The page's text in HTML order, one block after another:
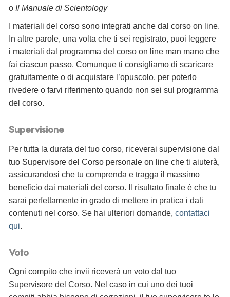
o Il Manuale di Scientology
I materiali del corso sono integrati anche dal corso on line.
In altre parole, una volta che ti sei registrato, puoi leggere
i materiali dal programma del corso on line man mano che
fai ciascun passo. Comunque ti consigliamo di scaricare
gratuitamente o di acquistare l’opuscolo, per poterlo
rivedere o farvi riferimento quando non sei sul programma
del corso.
Supervisione
Per tutta la durata del tuo corso, riceverai supervisione dal
tuo Supervisore del Corso personale on line che ti aiuterà,
assicurandosi che tu comprenda e tragga il massimo
beneficio dai materiali del corso. Il risultato finale è che tu
sarai perfettamente in grado di mettere in pratica i dati
contenuti nel corso. Se hai ulteriori domande, contattaci
qui.
Voto
Ogni compito che invii riceverà un voto dal tuo
Supervisore del Corso. Nel caso in cui uno dei tuoi